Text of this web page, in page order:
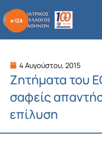
στο
περιεχόμενο
4 Αυγούστου, 2015
Ζητήματα του
σαφείς
επίλυση